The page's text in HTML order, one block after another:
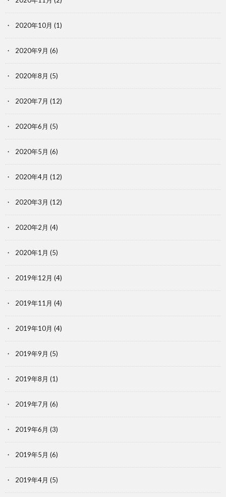
2020年10月 (1)
2020年9月 (6)
2020年8月 (5)
2020年7月 (12)
2020年6月 (5)
2020年5月 (6)
2020年4月 (12)
2020年3月 (12)
2020年2月 (4)
2020年1月 (5)
2019年12月 (4)
2019年11月 (4)
2019年10月 (4)
2019年9月 (5)
2019年8月 (1)
2019年7月 (6)
2019年6月 (3)
2019年5月 (6)
2019年4月 (5)